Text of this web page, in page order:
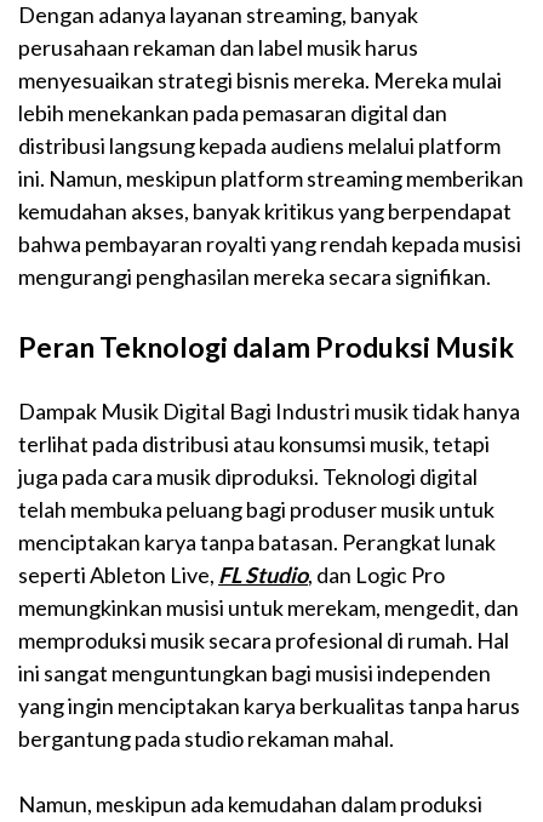
Dengan adanya layanan streaming, banyak
perusahaan rekaman dan label musik harus
menyesuaikan strategi bisnis mereka. Mereka mulai
lebih menekankan pada pemasaran digital dan
distribusi langsung kepada audiens melalui platform
ini. Namun, meskipun platform streaming memberikan
kemudahan akses, banyak kritikus yang berpendapat
bahwa pembayaran royalti yang rendah kepada musisi
mengurangi penghasilan mereka secara signifikan.
Peran Teknologi dalam Produksi Musik
Dampak Musik Digital Bagi Industri musik tidak hanya
terlihat pada distribusi atau konsumsi musik, tetapi
juga pada cara musik diproduksi. Teknologi digital
telah membuka peluang bagi produser musik untuk
menciptakan karya tanpa batasan. Perangkat lunak
seperti Ableton Live, FL Studio, dan Logic Pro
memungkinkan musisi untuk merekam, mengedit, dan
memproduksi musik secara profesional di rumah. Hal
ini sangat menguntungkan bagi musisi independen
yang ingin menciptakan karya berkualitas tanpa harus
bergantung pada studio rekaman mahal.
Namun, meskipun ada kemudahan dalam produksi